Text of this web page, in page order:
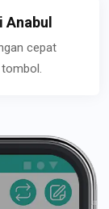
Anabul
cepat